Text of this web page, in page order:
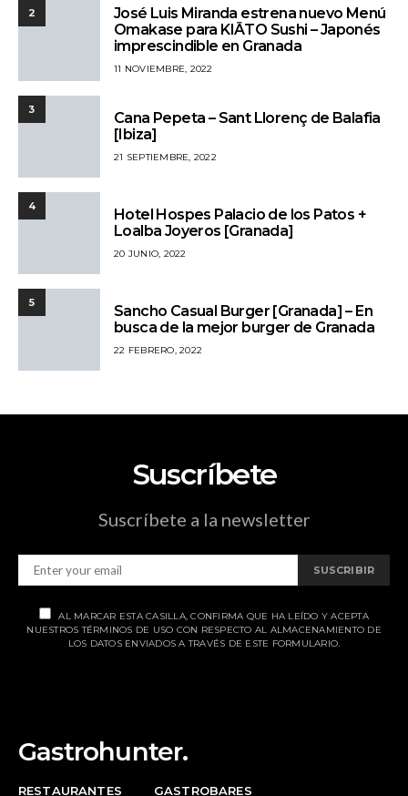
2
José Luis Miranda estrena nuevo Menú
Omakase para KIĀTO Sushi – Japonés
imprescindible en Granada
11 NOVIEMBRE, 2022
3
Cana Pepeta – Sant Llorenç de Balafia
[Ibiza]
21 SEPTIEMBRE, 2022
4
Hotel Hospes Palacio de los Patos +
Loalba Joyeros [Granada]
20 JUNIO, 2022
5
Sancho Casual Burger [Granada] – En
busca de la mejor burger de Granada
22 FEBRERO, 2022
Suscríbete
Suscríbete a la newsletter
SUSCRIBIR
AL MARCAR ESTA CASILLA, CONFIRMA QUE HA LEÍDO Y ACEPTA
NUESTROS TÉRMINOS DE USO CON RESPECTO AL ALMACENAMIENTO DE
LOS DATOS ENVIADOS A TRAVÉS DE ESTE FORMULARIO.
Gastrohunter.
RESTAURANTES GASTROBARES